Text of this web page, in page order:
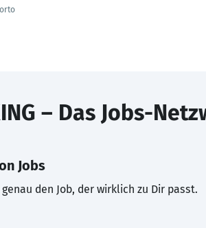
– Das Jobs-
Jobs
den Job, der wirklich zu Dir passt.